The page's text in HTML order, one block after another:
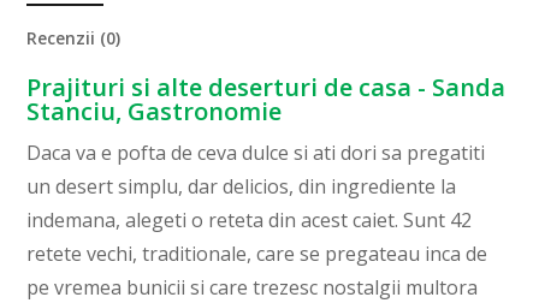
Recenzii (0)
Prajituri si alte deserturi de casa - Sanda
Stanciu, Gastronomie
Daca va e pofta de ceva dulce si ati dori sa pregatiti
un desert simplu, dar delicios, din ingrediente la
indemana, alegeti o reteta din acest caiet. Sunt 42
retete vechi, traditionale, care se pregateau inca de
pe vremea bunicii si care trezesc nostalgii multora